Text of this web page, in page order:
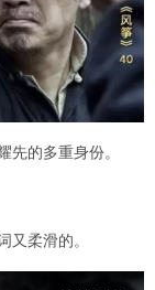
先的多重身份。
又柔滑的。